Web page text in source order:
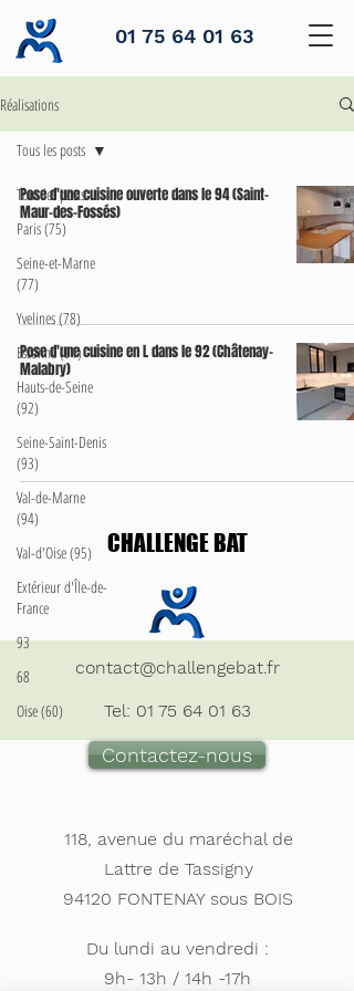
01 75 64 01 63
Réalisations
Tous les posts
Paris (75)
Seine-et-Marne
(77)
Yvelines (78)
Essonne (91)
Hauts-de-Seine
(92)
Seine-Saint-Denis
(93)
Val-de-Marne
(94)
Val-d'Oise (95)
Extérieur d'Île-de-
France
93
68
Oise (60)
Tous les posts
Pose d'une cuisine ouverte dans le 94 (Saint-
Maur-des-Fossés)
Pose d'une cuisine en L dans le 92 (Châtenay-
Malabry)
CHALLENGE BAT
contact@challengebat.fr
Tel: 01 75 64 01 63
Contactez-nous
Du lundi au vendredi :
9h- 13h / 14h -17h
118, avenue du maréchal de
Lattre de Tassigny
94120 FONTENAY sous BOIS